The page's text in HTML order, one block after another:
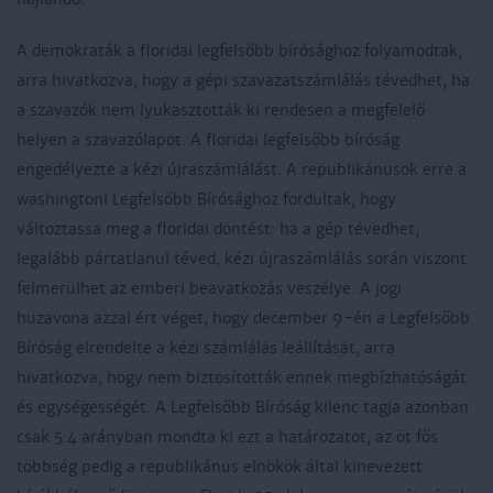
A demokraták a floridai legfelsőbb bírósághoz folyamodtak,
arra hivatkozva, hogy a gépi szavazatszámlálás tévedhet, ha
a szavazók nem lyukasztották ki rendesen a megfelelő
helyen a szavazólapot. A floridai legfelsőbb bíróság
engedélyezte a kézi újraszámlálást. A republikánusok erre a
washingtoni Legfelsőbb Bírósághoz fordultak, hogy
változtassa meg a floridai döntést: ha a gép tévedhet,
legalább pártatlanul téved, kézi újraszámlálás során viszont
felmerülhet az emberi beavatkozás veszélye. A jogi
huzavona azzal ért véget, hogy december 9-én a Legfelsőbb
Bíróság elrendelte a kézi számlálás leállítását, arra
hivatkozva, hogy nem biztosították ennek megbízhatóságát
és egységességét. A Legfelsőbb Bíróság kilenc tagja azonban
csak 5:4 arányban mondta ki ezt a határozatot, az öt fős
többség pedig a republikánus elnökök által kinevezett